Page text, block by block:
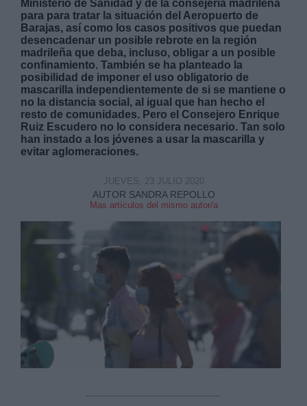
Ministerio de Sanidad y de la consejería madrileña
para para tratar la situación del Aeropuerto de
Barajas, así como los casos positivos que puedan
desencadenar un posible rebrote en la región
madrileña que deba, incluso, obligar a un posible
confinamiento. También se ha planteado la
posibilidad de imponer el uso obligatorio de
mascarilla independientemente de si se mantiene o
no la distancia social, al igual que han hecho el
resto de comunidades. Pero el Consejero Enrique
Ruiz Escudero no lo considera necesario. Tan solo
han instado a los jóvenes a usar la mascarilla y
evitar aglomeraciones.
AUTOR SANDRA REPOLLO
Mas artículos del mismo autor/a
JUEVES, 23 JULIO 2020
Destinatarios:
Derechos:
link
Información adicional